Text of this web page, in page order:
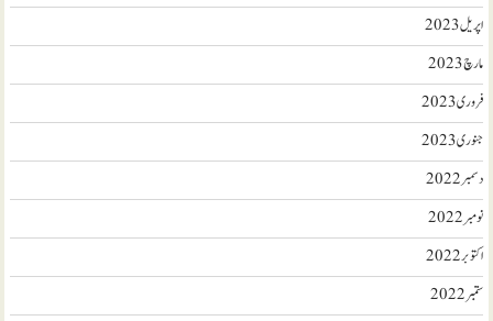
اپریل 2023
مارچ 2023
فروری 2023
جنوری 2023
دسمبر 2022
نومبر 2022
اکتوبر 2022
ستمبر 2022